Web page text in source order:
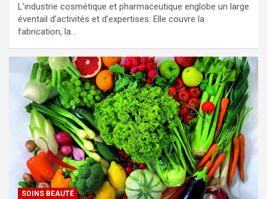
L’industrie cosmétique et pharmaceutique englobe un large
éventail d’activités et d’expertises. Elle couvre la
fabrication, la…
SOINS BEAUTÉ